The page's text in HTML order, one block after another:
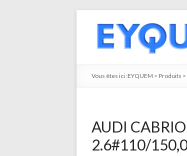
Vous êtes ici :EYQUEM > Produits >
AUDI
2.6#110/